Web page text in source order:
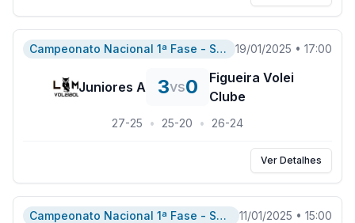
Campeonato Nacional 1ª Fase - Serie A 19/01/2025 • 17:00
Juniores A 3vs0
Figueira Volei
Clube
27-25 • 25-20 • 26-24
Ver Detalhes
Campeonato Nacional 1ª Fase - Serie A 11/01/2025 • 15:00